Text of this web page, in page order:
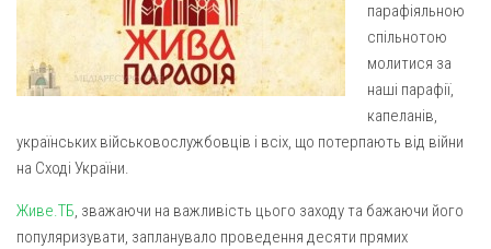
Парохії Полтавської області
Пресвятої Трійці (м. Полтава)
Всіх Святих українського народу (м. Полтава)
Архистратига Михаїла (с. Пригарівка)
Введення у храм Пресвятої Богородиці (с. Дашківка)
парафіяльною
спільнотою
молитися за
наші парафії,
капеланів,
українських військовослужбовців і всіх, що потерпають від війни
на Сході України.
Живе.ТБ, зважаючи на важливість цього заходу та бажаючи його
популяризувати, запланувало проведення десяти прямих